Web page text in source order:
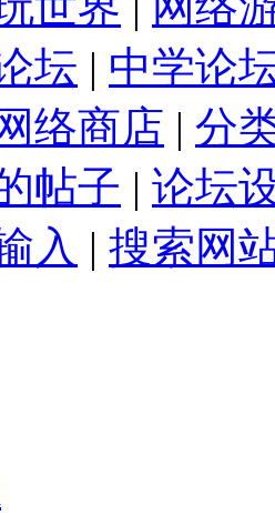
坛 | 中学论
络商店 | 分
帖子 | 论坛
入 | 搜索网